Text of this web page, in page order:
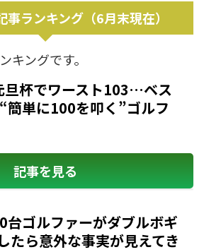
ランキング（6月末現在）
キングです。
旦杯でワースト103…ベス
簡単に100を叩く”ゴルフ
記事を見る
台ゴルファーがダブルボギ
たら意外な事実が見えてき